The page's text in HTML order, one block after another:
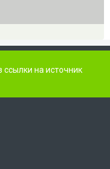
ссылки на источник